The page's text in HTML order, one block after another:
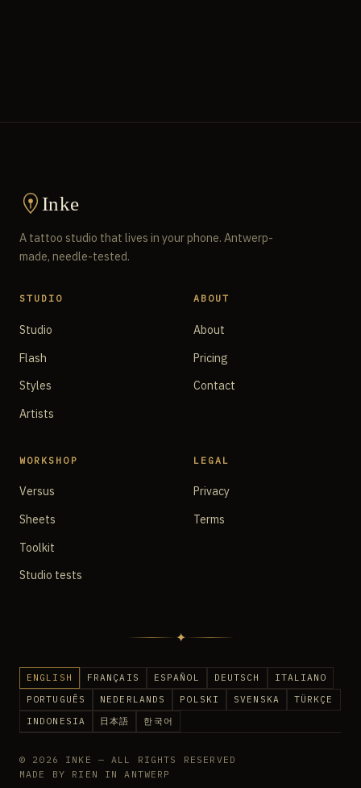
Inke
A tattoo studio that lives in your phone. Antwerp-
made, needle-tested.
STUDIO
Studio
Flash
Styles
Artists
ABOUT
About
Pricing
Contact
WORKSHOP
Versus
Sheets
Toolkit
Studio tests
LEGAL
Privacy
Terms
✦
ENGLISH FRANÇAIS ESPAÑOL DEUTSCH
ITALIANO
PORTUGUÊS
NEDERLANDS POLSKI SVENSKA
TÜRKÇE
INDONESIA
日本語 한국어
© 2026 INKE — ALL RIGHTS RESERVED
MADE BY RIEN IN ANTWERP